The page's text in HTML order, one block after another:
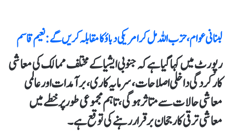
لبنانی عوام، حزب اللہ مل کر امریکی دباؤ کا مقابلہ کریں گے: نعیم قاسم
رپورٹ میں کہا گیا ہے کہ جنوبی ایشیا کے مختلف ممالک کی معاشی
کارکردگی داخلی اصلاحات، سرمایہ کاری، برآمدات اور عالمی
معاشی حالات سے متاثر ہو گی، تاہم مجموعی طور پر خطے میں
معاشی ترقی کا رجحان برقرار رہنے کی توقع ہے۔